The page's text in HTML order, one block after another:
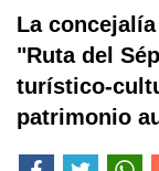
La
"Ruta del
turístico-
patrimonio